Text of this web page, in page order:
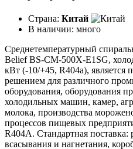
Страна: Китай
В наличии: много
Среднетемпературный
Belief BS-CM-500X-E1SG,
кВт (-10/+45, R404a),
решением для различного
оборудования, оборудования
холодильных машин, камер,
молока, производства
процессов пищевых
R404A. Стандартная поставка:
всасывания и нагнетания,